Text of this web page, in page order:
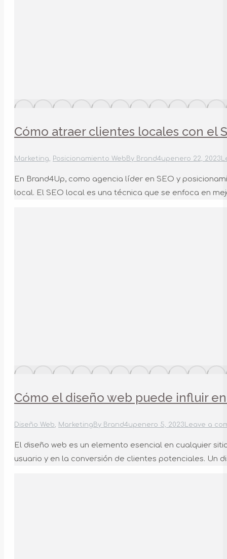
Cómo atraer clientes locales con el
Marketing, Posicionamiento Web By Brand4upenero 22, 2023
En Brand4Up, como agencia líder en SEO y
local. El SEO local es una técnica que se enfoca en
Cómo el diseño web puede influir
Diseño Web, Marketing By Brand4upenero 5, 2023 Leave a
El diseño web es un elemento esencial en cualquier
usuario y en la conversión de clientes potenciales. Un